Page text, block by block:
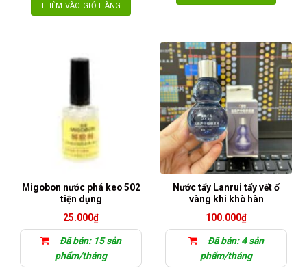
THÊM VÀO GIỎ HÀNG
Migobon nước phá keo 502
tiện dụng
25.000₫
Đã bán: 15 sản
phẩm/tháng
Nước tẩy Lanrui tẩy vết ố
vàng khi khò hàn
100.000₫
Đã bán: 4 sản
phẩm/tháng